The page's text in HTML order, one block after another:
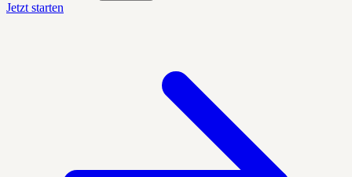
Jetzt starten